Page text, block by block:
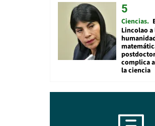
Ciencias
Lincolao a
complica
la ciencia